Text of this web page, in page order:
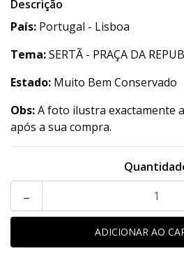
Descrição
País: Portugal - Lisboa
Tema:SERTÃ - PRAÇA DA
Estado: Muito Bem Conservado
Obs:A foto ilustra exactamente
após a sua compra.
-